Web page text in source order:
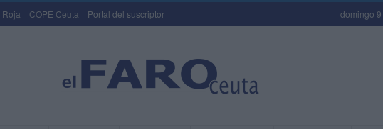
Roja COPE Ceuta Portal del suscriptor domingo